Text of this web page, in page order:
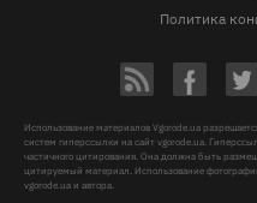
Политика
Использование материалов Vgorode.ua
систем гиперссылки на сайт vgorode.ua.
частичного цитирования. Она должна быть
цитируемый материал. Использование
vgorode.ua и автора.